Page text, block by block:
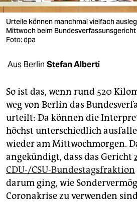
verlag
veranstaltungen
unterstützen
abo
genossenschaft
epaper login
Urteile können manchmal vielfach
Mittwoch beim Bundesverfassunsgericht
Foto: dpa
Aus Berlin Stefan Alberti
So ist das, wenn rund 520
weg von Berlin das
urteilt: Da können die
höchst unterschiedlich
wieder am Mittwochmorgen.
angekündigt, dass das Gericht
CDU-/CSU-Bundestagsfraktion
darum ging, wie
Coronakrise zu verwenden